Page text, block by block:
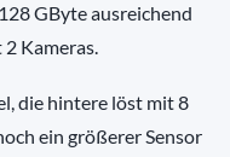
GByte ausreichend
Kameras.
die hintere löst mit 8
ein größerer Sensor